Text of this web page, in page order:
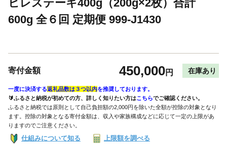
ヒレステーキ400g（200g×2枚）合計
600g 全６回 定期便 999-J1430
寄付金額 450,000円 在庫あり
一度に決済する返礼品数は３つ以内を推奨しております。
🔰ふるさと納税が初めての方、詳しく知りたい方はこちらでご確認ください。
ふるさと納税では原則として自己負担額の2,000円を除いた全額が控除の対象となり
ます。控除の対象となる寄付金額は、収入や家族構成などに応じて一定の上限があ
りますのでご注意ください。
仕組みについて知る 上限額を調べる